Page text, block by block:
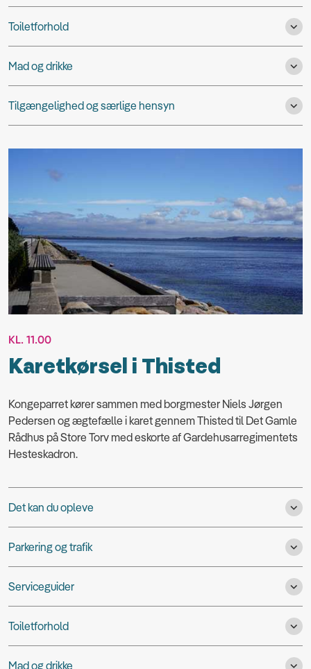
Toiletforhold
Mad og drikke
Tilgængelighed og særlige hensyn
KL. 11.00
Karetkørsel i Thisted
Kongeparret kører sammen med borgmester Niels Jørgen
Pedersen og ægtefælle i karet gennem Thisted til Det Gamle
Rådhus på Store Torv med eskorte af Gardehusarregimentets
Hesteskadron.
Det kan du opleve
Parkering og trafik
Serviceguider
Toiletforhold
Mad og drikke